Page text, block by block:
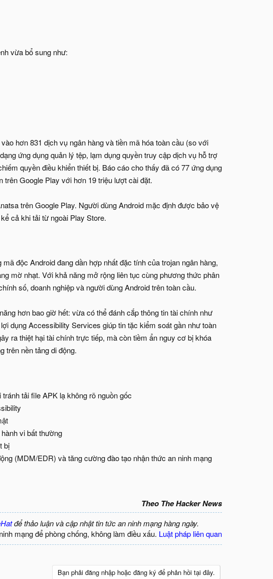
vừa bổ sung như:
hơn 831 dịch vụ ngân hàng và tiền mã hóa toàn cầu (so với
ứng dụng quản lý tệp, lạm dụng quyền truy cập dịch vụ hỗ trợ
quyền điều khiển thiết bị. Báo cáo cho thấy đã có 77 ứng dụng
Google Play với hơn 19 triệu lượt cài đặt.
trên Google Play. Người dùng Android mặc định được bảo vệ
cả khi tải từ ngoài Play Store.
độc Android đang dần hợp nhất đặc tính của trojan ngân hàng,
mờ nhạt. Với khả năng mở rộng liên tục cùng phương thức phân
số, doanh nghiệp và người dùng Android trên toàn cầu.
hơn bao giờ hết: vừa có thể đánh cắp thông tin tài chính như
dụng Accessibility Services giúp tin tặc kiểm soát gần như toàn
ra thiệt hại tài chính trực tiếp, mà còn tiềm ẩn nguy cơ bị khóa
trên nền tảng di động.
tải file APK lạ không rõ nguồn gốc
vi bất thường
bị
(MDM/EDR) và tăng cường đào tạo nhận thức an ninh mạng
Theo The Hacker News
để thảo luận và cập nhật tin tức an ninh mạng hàng ngày.
mạng để phòng chống, không làm điều xấu. Luật pháp liên quan
Bạn phải đăng nhập hoặc đăng ký để phản hồi tại đây.